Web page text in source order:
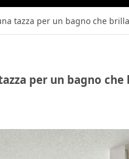
tazza per un bagno che
per un bagno